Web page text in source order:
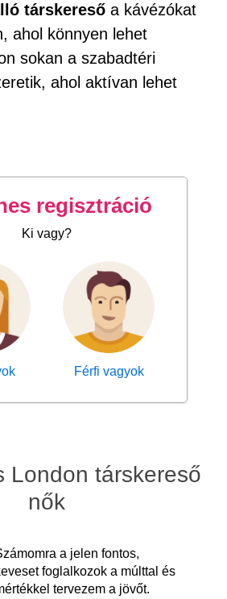
társkereső a kávézókat
ahol könnyen lehet
sokan a szabadtéri
ahol aktívan lehet
regisztráció
Ki vagy?
Férfi vagyok
London társkereső
nők
a jelen fontos,
foglalkozok a múlttal és
tervezem a jövőt.